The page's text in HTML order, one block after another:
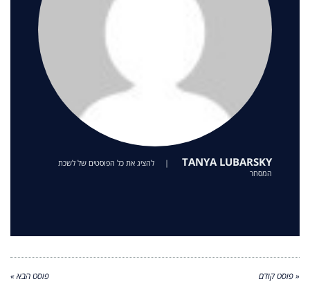
TANYA LUBARSKY
|
להציג את כל הפוסטים של לשכת
המסחר
« פוסט קודם פוסט הבא »